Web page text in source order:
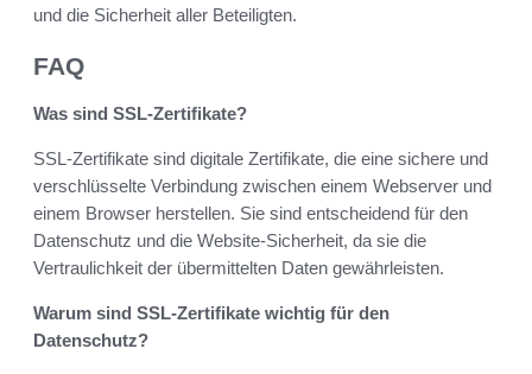
und die Sicherheit aller Beteiligten.
FAQ
Was sind SSL-Zertifikate?
SSL-Zertifikate sind digitale Zertifikate, die eine sichere und
verschlüsselte Verbindung zwischen einem Webserver und
einem Browser herstellen. Sie sind entscheidend für den
Datenschutz und die Website-Sicherheit, da sie die
Vertraulichkeit der übermittelten Daten gewährleisten.
Warum sind SSL-Zertifikate wichtig für den
Datenschutz?